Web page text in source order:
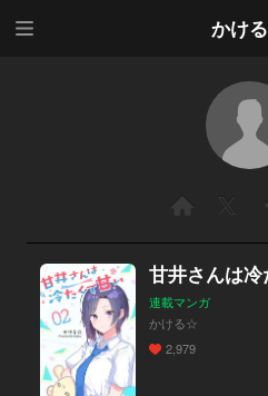
かけ
甘井さんは冷
連載マンガ
かける☆
2,979